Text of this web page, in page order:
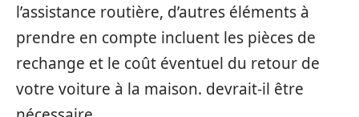
l’assistance routière, d’autres éléments à
prendre en compte incluent les pièces de
rechange et le coût éventuel du retour de
votre voiture à la maison. devrait-il être